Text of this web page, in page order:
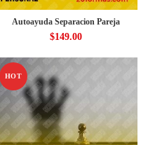
Autoayuda Separacion Pareja
$149.00
HOT